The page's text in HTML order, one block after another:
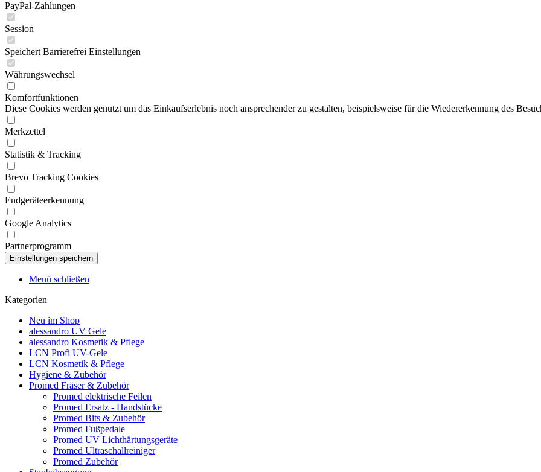
PayPal-Zahlungen
Session
Speichert Barrierefrei Einstellungen
Währungswechsel
Komfortfunktionen
Diese Cookies werden genutzt um das Einkaufserlebnis noch ansprechender zu gestalten, beispielsweise für die Wiedererkennung des
Merkzettel
Statistik & Tracking
Brevo Tracking Cookies
Endgeräteerkennung
Google Analytics
Partnerprogramm
Menü schließen
Kategorien
Neu im Shop
alessandro UV Gele
alessandro Kosmetik & Pflege
LCN Profi UV-Gele
LCN Kosmetik & Pflege
Hygiene & Zubehör
Promed Fräser & Zubehör
Promed elektrische Feilen
Promed Ersatz - Handstücke
Promed Bits & Zubehör
Promed Fußpedale
Promed UV Lichthärtungsgeräte
Promed Ultraschallreiniger
Promed Zubehör